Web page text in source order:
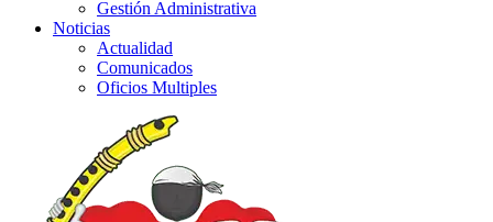
Gestión Administrativa
Noticias
Actualidad
Comunicados
Oficios Multiples